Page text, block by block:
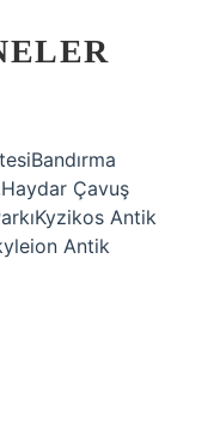
Çavuş
Antik
Antik